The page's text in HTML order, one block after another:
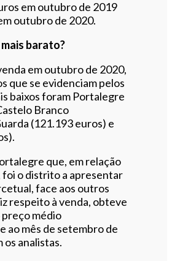
em outubro de 2019
outubro de 2020.
barato?
em outubro de 2020,
que se evidenciam pelos
baixos foram Portalegre
Branco
(121.193 euros) e
que, em relação
o distrito a apresentar
face aos outros
respeito à venda, obteve
preço médio
ao mês de setembro de
os analistas.